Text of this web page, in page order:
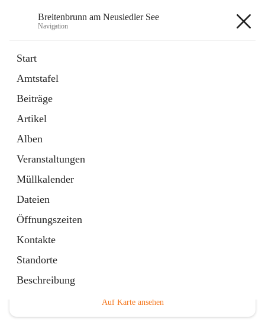
Breitenbrunn am Neusiedler See
Navigation
Start
Amtstafel
Beiträge
Artikel
Alben
Veranstaltungen
Müllkalender
Dateien
Öffnungszeiten
Kontakte
Standorte
Beschreibung
18 Schnellzugriffe
Gemeindeservice
Auf Karte ansehen